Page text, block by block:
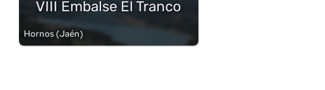
VIII Embalse El Tranco
Hornos (Jaén)